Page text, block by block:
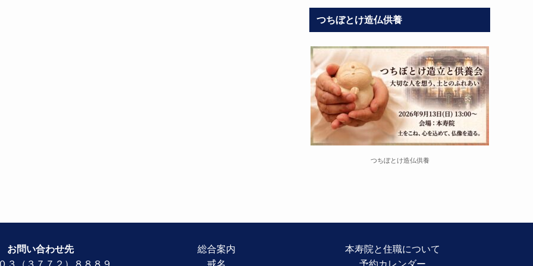
つちぼとけ造仏供養
つちぼとけ造仏供養
お問い合わせ先
総合案内
本寿院と住職について